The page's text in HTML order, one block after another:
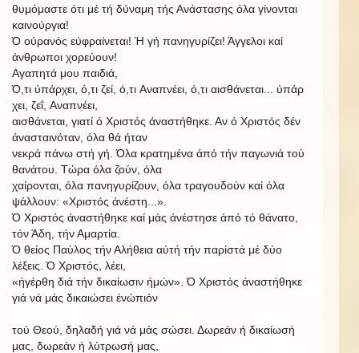
θυμόμαστε ότι μέ τή δύναμη τής Ανάστασης όλα γίνονται
καινούργια!
Ό ούρανός εύφραίνεται! Ή γή πανηγυρίζει! Άγγελοι καί
άνθρωποι χορεύουν!
Αγαπητά μου παιδιά,
Ό,τι ύπάρχει, ό,τι ζεί, ό,τι Αναπνέει, ό,τι αισθάνεται...
ύπάρ
χει, ζεΐ, Αναπνέει,
αισθάνεται, γιατί ό Χριστός άναστήθηκε. Αν ό Χριστός δέν
άνασταινόταν, όλα θά ήταν
νεκρά πάνω στή γή. Όλα κρατημένα άπό τήν παγωνιά τού
θανάτου. Τώρα όλα ζούν, όλα
χαίρονται, όλα πανηγυρίζουν, όλα τραγουδούν καί όλα
ψάλλουν: «Χριστός άνέστη...».
Ό Χριστός άναστήθηκε καί μάς άνέστησε άπό τό θάνατο,
τόν Άδη, τήν Αμαρτία.
Ό θείος Παύλος τήν Αλήθεια αύτή τήν παρίστά μέ δύο
λέξεις. Ό Χριστός, λέει,
«ήγέρθη διά τήν δικαίωσιν ήμών». Ό Χριστός άναστήθηκε
γιά νά μάς δικαιώσει ένώπιόν
τού Θεού, δηλαδή γιά νά μάς σώσει. Δωρεάν ή δικαίωσή
μας, δωρεάν ή λύτρωσή μας,